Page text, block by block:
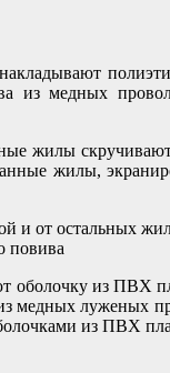
из медных
жилы
жилы,
и от остальных
повива
оболочку из ПВХ
медных луженых
из ПВХ